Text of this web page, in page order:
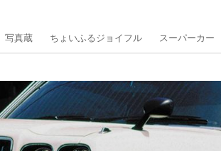
写真蔵 ちょいふるジョイフル スーパーカー